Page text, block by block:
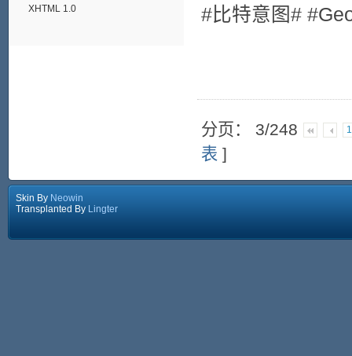
#比特意图#
分页： 3/248 1
表 ]
XHTML 1.0
Skin By Neowin
Transplanted By Lingter